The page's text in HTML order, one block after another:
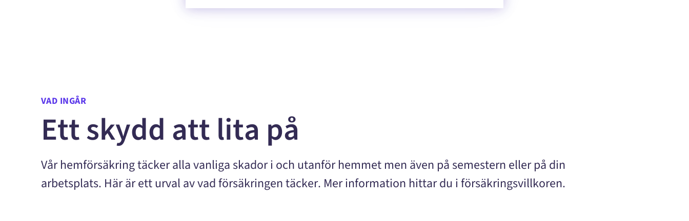
VAD INGÅR
Ett skydd att lita på
Vår hemförsäkring täcker alla vanliga skador i och utanför hemmet men även på semestern eller på din
arbetsplats. Här är ett urval av vad försäkringen täcker. Mer information hittar du i försäkringsvillkoren.